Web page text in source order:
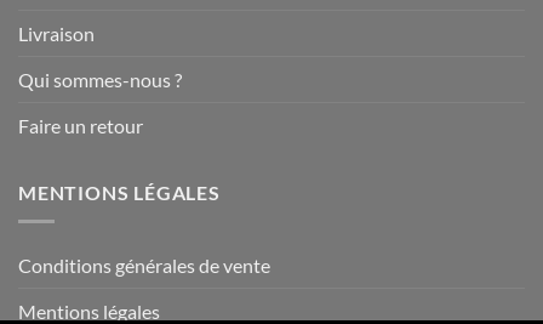
Livraison
Qui sommes-nous ?
Faire un retour
MENTIONS LÉGALES
Conditions générales de vente
Mentions légales